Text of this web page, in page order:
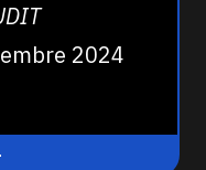
2024